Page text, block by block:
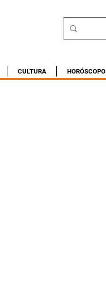
CULTURA HORÓSCOPO